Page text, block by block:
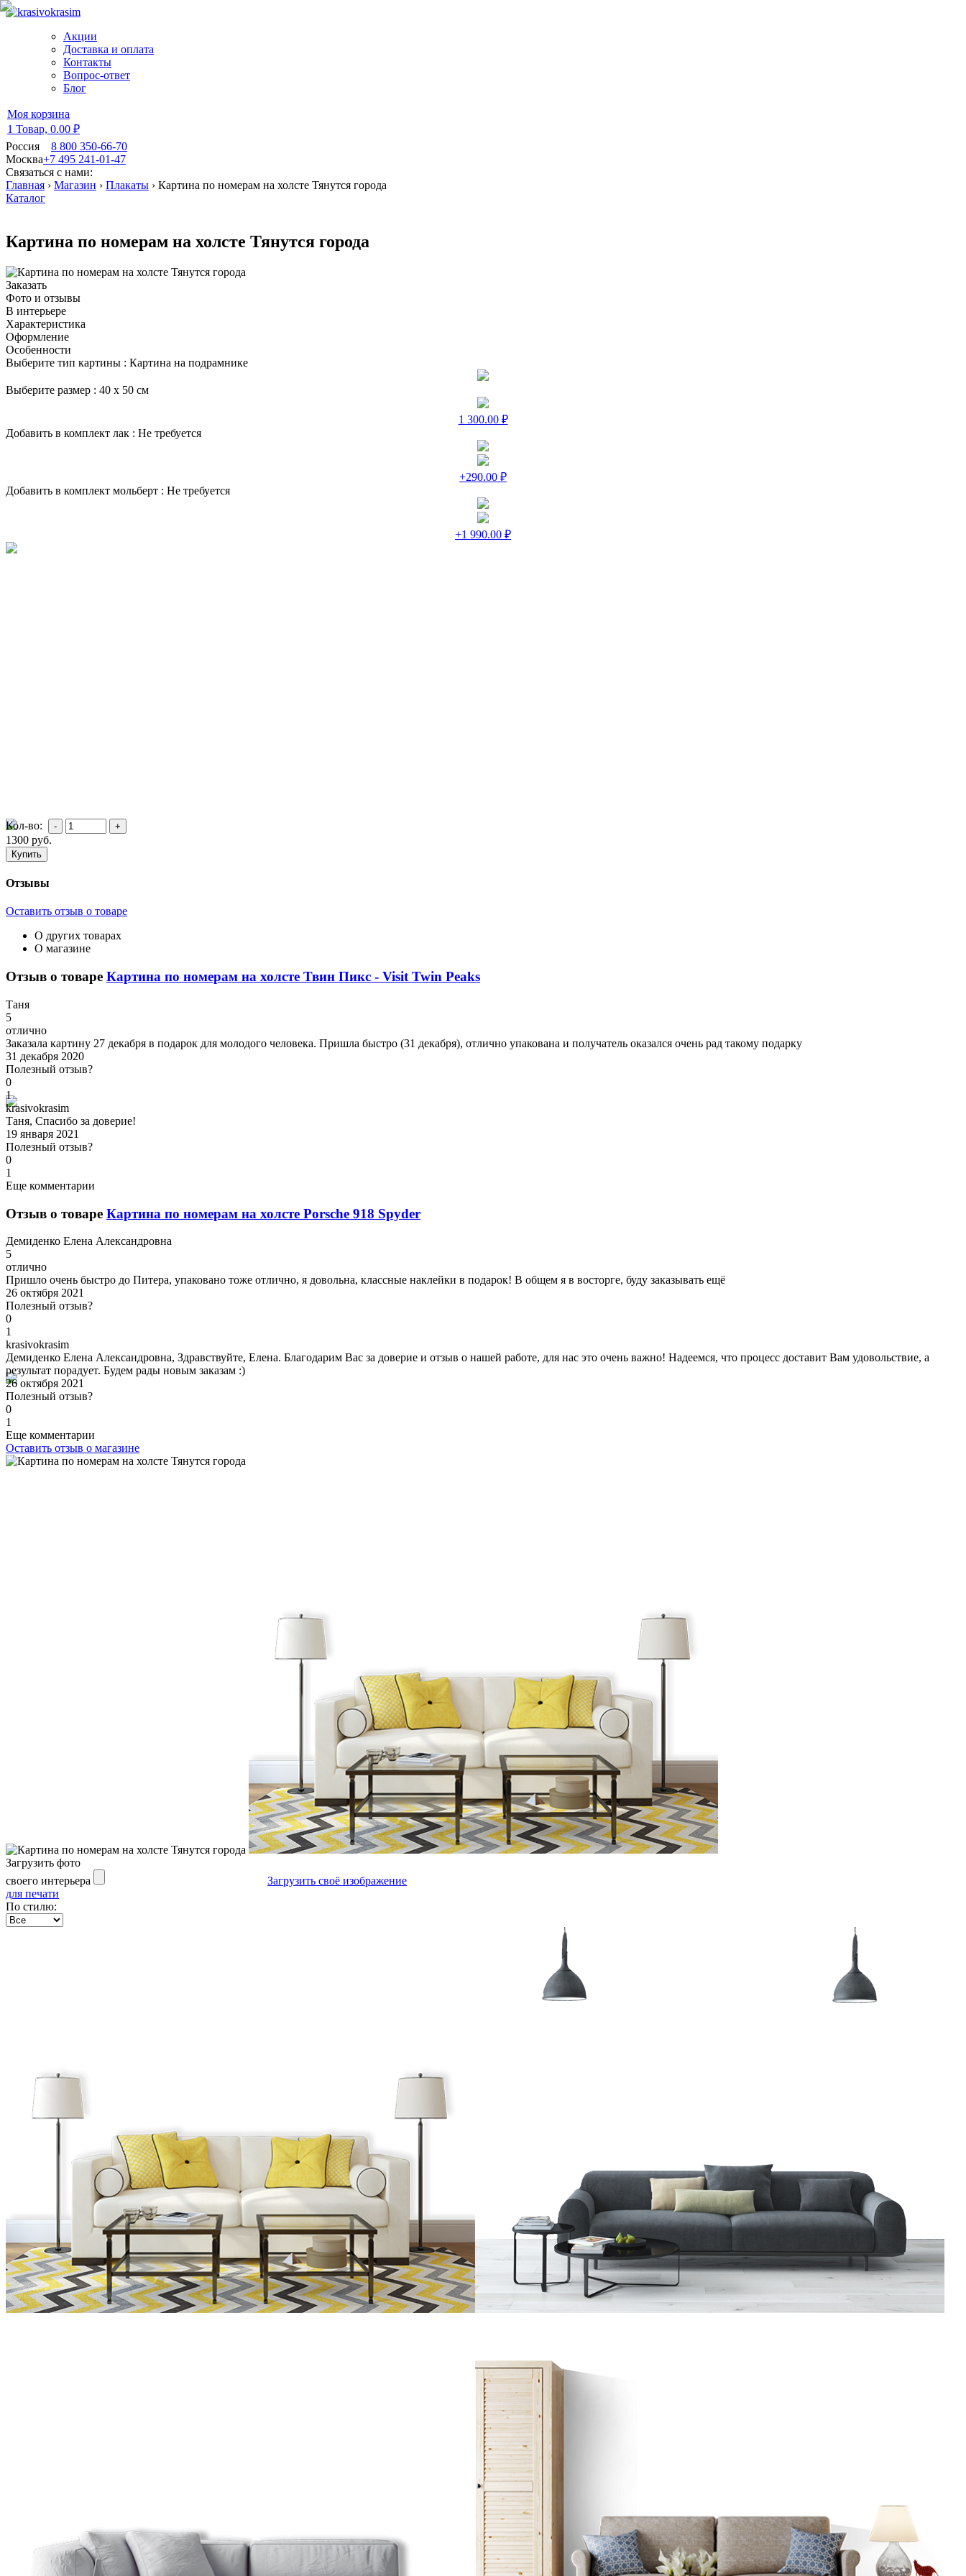
Акции
Доставка и оплата
Контакты
Вопрос-ответ
Блог
Моя корзина
1 Товар, 0.00 ₽
Россия
8 800 350-66-70
Москва+7 495 241-01-47
Связаться с нами:
Главная › Магазин › Плакаты › Картина по номерам на холсте Тянутся города
Каталог
Картина по номерам на холсте Тянутся города
Заказать
Фото и отзывы
В интерьере
Характеристика
Оформление
Особенности
Выберите тип картины : Картина на подрамнике
Выберите размер : 40 х 50 см
1 300.00 ₽
Добавить в комплект лак : Не требуется
+290.00 ₽
Добавить в комплект мольберт : Не требуется
+1 990.00 ₽
Кол-во:
1300 руб.
Отзывы
Оставить отзыв о товаре
О других товарах
О магазине
Отзыв о товаре Картина по номерам на холсте Твин Пикс - Visit Twin Peaks
Таня
5
отлично
Заказала картину 27 декабря в подарок для молодого человека. Пришла быстро (31 декабря), отлично упакована и получатель оказался очень рад такому подарку
31 декабря 2020
Полезный отзыв?
0
1
krasivokrasim
Таня, Спасибо за доверие!
19 января 2021
Полезный отзыв?
0
1
Еще комментарии
Отзыв о товаре Картина по номерам на холсте Porsche 918 Spyder
Демиденко Елена Александровна
5
отлично
Пришло очень быстро до Питера, упаковано тоже отлично, я довольна, классные наклейки в подарок! В общем я в восторге, буду заказывать ещё
26 октября 2021
Полезный отзыв?
0
1
krasivokrasim
Демиденко Елена Александровна, Здравствуйте, Елена. Благодарим Вас за доверие и отзыв о нашей работе, для нас это очень важно! Надеемся, что процесс доставит Вам удовольствие, а
результат порадует. Будем рады новым заказам :)
26 октября 2021
Полезный отзыв?
0
1
Еще комментарии
Оставить отзыв о магазине
Загрузить фото
своего интерьера
Загрузить своё изображение
для печати
По стилю: